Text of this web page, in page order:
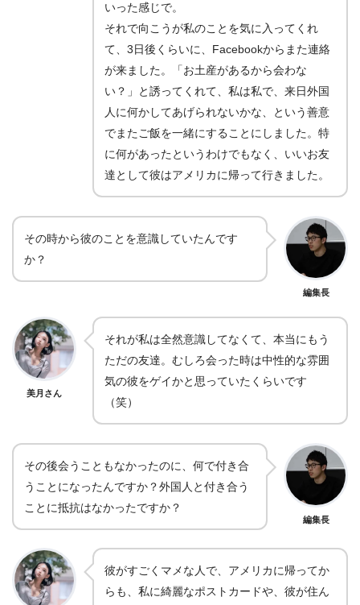
いった感じで。
それで向こうが私のことを気に入ってくれ
て、3日後くらいに、Facebookからまた連絡
が来ました。「お土産があるから会わな
い？」と誘ってくれて、私は私で、来日外国
人に何かしてあげられないかな、という善意
でまたご飯を一緒にすることにしました。特
に何があったというわけでもなく、いいお友
達として彼はアメリカに帰って行きました。
その時から彼のことを意識していたんです
か？
編集長
美月さん
それが私は全然意識してなくて、本当にもう
ただの友達。むしろ会った時は中性的な雰囲
気の彼をゲイかと思っていたくらいです
（笑）
その後会うこともなかったのに、何で付き合
うことになったんですか？外国人と付き合う
ことに抵抗はなかったですか？
編集長
彼がすごくマメな人で、アメリカに帰ってか
らも、私に綺麗なポストカードや、彼が住ん